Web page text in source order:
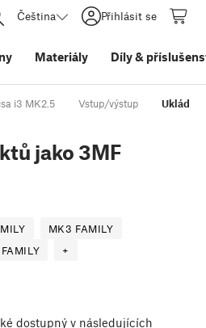
Čeština Přihlásit se
Materiály Díly&
i3 MK2.5 Vstup/výstup
jako 3MF
MK3 FAMILY
+
dostupný v následujících